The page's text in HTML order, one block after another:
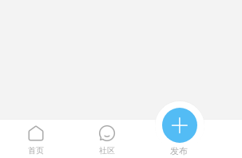

首页

社区

发布